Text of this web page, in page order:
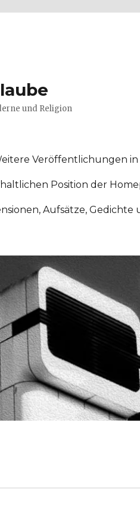
und Religion
Veröffentlichungen
Position der
Aufsätze, Gedichte